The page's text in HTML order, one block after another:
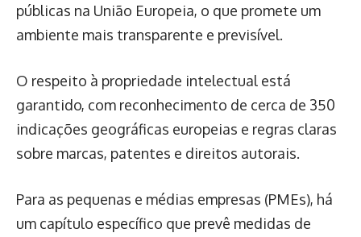
públicas na União Europeia, o que promete um
ambiente mais transparente e previsível.
O respeito à propriedade intelectual está
garantido, com reconhecimento de cerca de 350
indicações geográficas europeias e regras claras
sobre marcas, patentes e direitos autorais.
Para as pequenas e médias empresas (PMEs), há
um capítulo específico que prevê medidas de